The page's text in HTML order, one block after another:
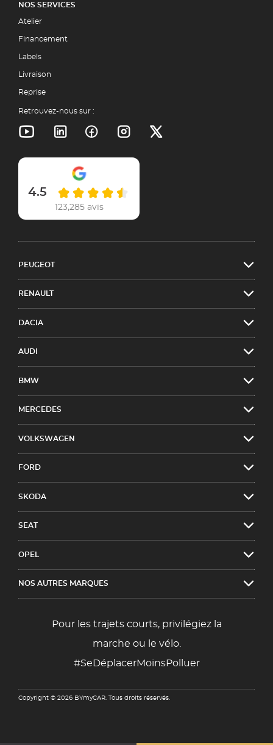
NOS SERVICES
Atelier
Financement
Labels
Livraison
Reprise
Retrouvez-nous sur :
4.5
123,285 avis
PEUGEOT
RENAULT
DACIA
AUDI
BMW
MERCEDES
VOLKSWAGEN
FORD
SKODA
SEAT
OPEL
NOS AUTRES MARQUES
Pour les trajets courts, privilégiez la
marche ou le vélo.
#SeDéplacerMoinsPolluer
Copyright © 2026 BYmyCAR. Tous droits réservés.